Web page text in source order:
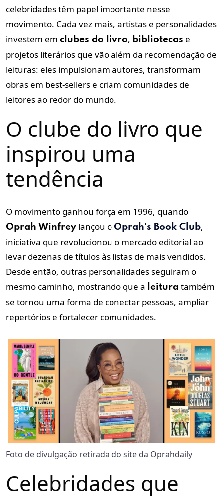
celebridades têm papel importante nesse
movimento. Cada vez mais, artistas e personalidades
investem em clubes do livro, bibliotecas e
projetos literários que vão além da recomendação de
leituras: eles impulsionam autores, transformam
obras em best-sellers e criam comunidades de
leitores ao redor do mundo.
O clube do livro que
inspirou uma
tendência
O movimento ganhou força em 1996, quando
Oprah Winfrey lançou o Oprah's Book Club,
iniciativa que revolucionou o mercado editorial ao
levar dezenas de títulos às listas de mais vendidos.
Desde então, outras personalidades seguiram o
mesmo caminho, mostrando que a leitura também
se tornou uma forma de conectar pessoas, ampliar
repertórios e fortalecer comunidades.
Foto de divulgação retirada do site da Oprahdaily
Celebridades que